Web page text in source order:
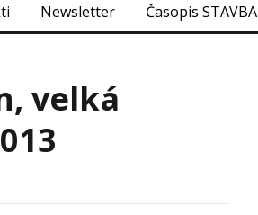
Newsletter Časopis STAVBA
velká